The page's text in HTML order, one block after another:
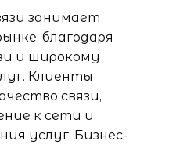
занимает
благодаря
и широкому
Клиенты
связи,
к сети и
услуг. Бизнес-